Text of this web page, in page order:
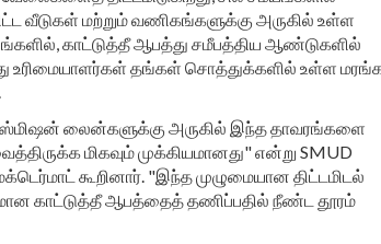
வீடுகள் மற்றும் வணிகங்களுக்கு அருகில் உள்ள
காட்டுத்தீ ஆபத்து சமீபத்திய ஆண்டுகளில்
உரிமையாளர்கள் தங்கள் சொத்துக்களில் உள்ள
லைன்களுக்கு அருகில் இந்த தாவரங்களை
மிகவும் முக்கியமானது" என்று SMUD
கூறினார். "இந்த முழுமையான திட்டமிடல்
காட்டுத்தீ ஆபத்தைத் தணிப்பதில் நீண்ட தூரம்